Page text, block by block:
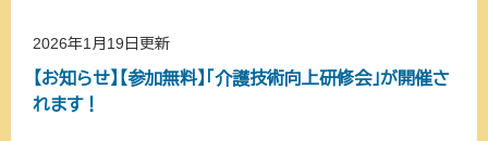
2026年1月19日更新
【お知らせ】【参加無料】「介護技術向上研修会」が開催さ
れます！